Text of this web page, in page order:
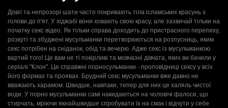
Довгі та непрозорі шати часто покривають тіла ісламських красунь з
голови до п'ят. У хіджабі вони ховають свою красу, але зазвичай тільки на
початку секс відео. Як тільки справа доходить до пристрасного перепиху,
розкуті та збуджені мусульманки перетворюються на розпусниць, яким
секс потрібен на сніданок, обід та вечерю. Адже секс із мусульманкою
вартий того! Це вам не ті покірливі та мовчазні дівчата, яких ви бачили у
серіалі "Клон". Це справжні порносульманки - проповідниці сексу у всіх
його формах та проявах. Брудний секс мусульманки вже давно не
вважають харамом. Швидше, навпаки, тепер для них це халяль чистої
води. У порно мусульманки самі накидаються на чоловічі фалоси, що
стирчать, мріючи якнайшвидше спробувати їх на смак і відчути у себе